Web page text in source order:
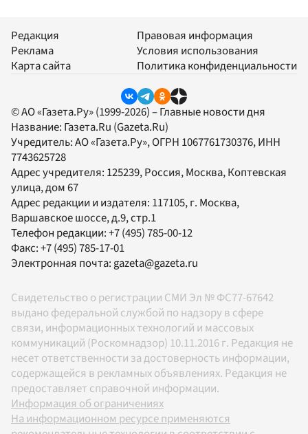
Редакция
Реклама
Карта сайта
Правовая информация
Условия использования
Политика конфиденциальности
© АО «Газета.Ру» (1999-2026) – Главные новости дня
Название: Газета.Ru (Gazeta.Ru)
Учредитель:АО «Газета.Ру», ОГРН 1067761730376, ИНН
7743625728
Адрес учредителя: 125239, Россия, Москва, Коптевская
улица, дом 67
Адрес редакции и издателя: 117105, г. Москва,
Варшавское шоссе, д.9, стр.1
Телефон редакции:+7 (495) 785-00-12
Факс:+7 (495) 785-17-01
Электронная почта: gazeta@gazeta.ru
Свидетельство о регистрации СМИ Эл № ФС77-67642
выдано федеральной службой по надзору в сфере
связи, информационных технологий и массовых
коммуникаций (Роскомнадзор) 10.11.2016 г. Редакция не
несет ответственности за достоверность информации,
содержащейся в рекламных объявлениях. Редакция не
предоставляет справочной информации.
Информация об ограничениях
На информационном ресурсе применяются